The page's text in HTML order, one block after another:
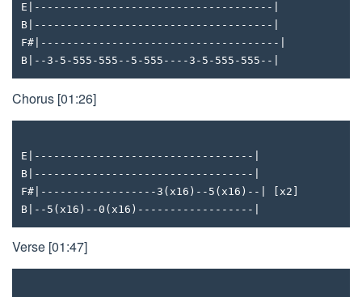
E|-------------------------------------|
B|-------------------------------------|
F#|-------------------------------------|
B|--3-5-555-555--5-555----3-5-555-555--|
Chorus [01:26]
E|----------------------------------|
B|----------------------------------|
F#|------------------3(x16)--5(x16)--| [x2]
B|--5(x16)--0(x16)------------------|
Verse [01:47]